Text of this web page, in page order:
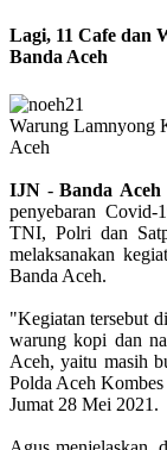
Lagi, 11 Cafe dan
Banda Aceh
Warung Lamnyong
Aceh
IJN -Banda Aceh
penyebaran Covid-
TNI, Polri dan
melaksanakan
Banda Aceh.
"Kegiatan tersebut
warung kopi dan
Aceh, yaitu masih
Polda Aceh
Jumat 28 Mei 2021.